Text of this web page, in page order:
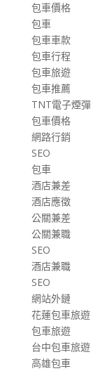
包車價格
包車
包車車款
包車行程
包車旅遊
包車推薦
TNT電子煙彈
包車價格
網路行銷
SEO
包車
酒店兼差
酒店應徵
公關兼差
公關兼職
SEO
酒店兼職
SEO
網站外鏈
花蓮包車旅遊
包車旅遊
台中包車旅遊
高雄包車